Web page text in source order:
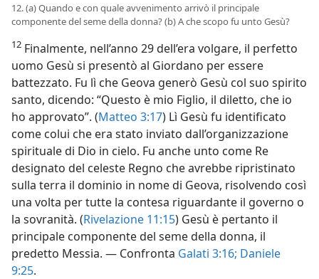
12. (a) Quando e con quale avvenimento arrivò il principale
componente del seme della donna? (b) A che scopo fu unto Gesù?
12 Finalmente, nell’anno 29 dell’era volgare, il perfetto
uomo Gesù si presentò al Giordano per essere
battezzato. Fu lì che Geova generò Gesù col suo spirito
santo, dicendo: “Questo è mio Figlio, il diletto, che io
ho approvato”. (Matteo 3:17) Lì Gesù fu identificato
come colui che era stato inviato dall’organizzazione
spirituale di Dio in cielo. Fu anche unto come Re
designato del celeste Regno che avrebbe ripristinato
sulla terra il dominio in nome di Geova, risolvendo così
una volta per tutte la contesa riguardante il governo o
la sovranità. (Rivelazione 11:15) Gesù è pertanto il
principale componente del seme della donna, il
predetto Messia. — Confronta Galati 3:16; Daniele
9:25.